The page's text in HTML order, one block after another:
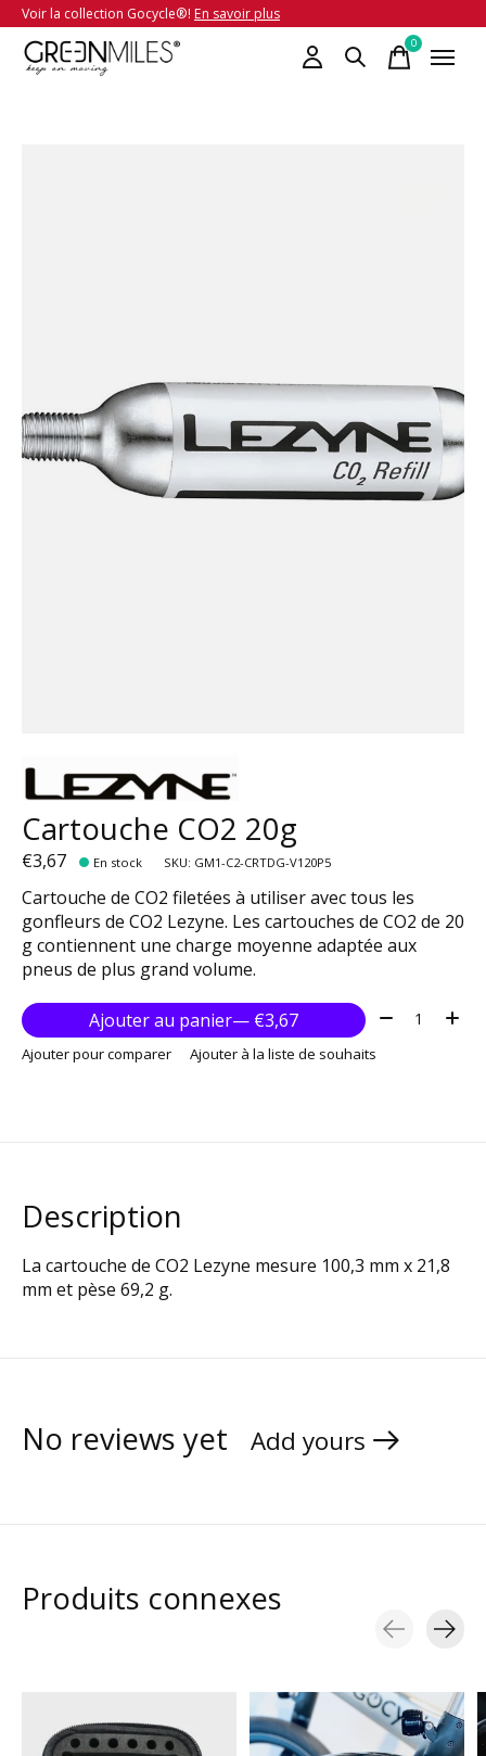
Voir la collection Gocycle®! En savoir plus
0items
Cartouche CO2 20g
€3,67 En stock SKU: GM1-C2-CRTDG-V120P5
Cartouche de CO2 filetées à utiliser avec tous les
gonfleurs de CO2 Lezyne. Les cartouches de CO2 de 20
g contiennent une charge moyenne adaptée aux
pneus de plus grand volume.
Ajouter au panier — €3,67 Quantité:
Ajouter pour comparer Ajouter à la liste de souhaits
Description
La cartouche de CO2 Lezyne mesure 100,3 mm x 21,8
mm et pèse 69,2 g.
No reviews yet Add yours
Produits connexes